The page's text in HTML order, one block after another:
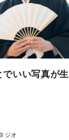
いい写真が生
ジオ